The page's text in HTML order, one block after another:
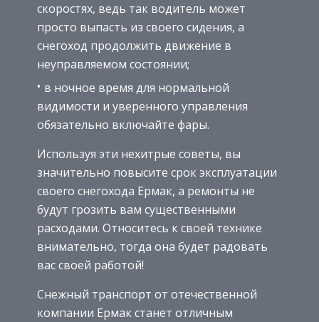
скоростях, ведь так водитель может
просто выпасть из своего сидения, а
снегоход продолжить движение в
неуправляемом состоянии;
в ночное время для нормальной
видимости и уверенного управления
обязательно включайте фары.
Используя эти нехитрые советы, вы
значительно повысите срок эксплуатации
своего снегохода Ермак, а ремонты не
будут грозить вам существенными
расходами. Относитесь к своей технике
внимательно, тогда она будет радовать
вас своей работой!
Снежный транспорт от отечественной
компании Ермак станет отличным